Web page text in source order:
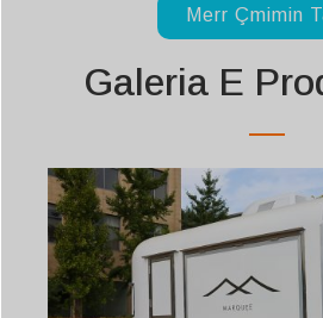
Merr Çmimin
Galeria E